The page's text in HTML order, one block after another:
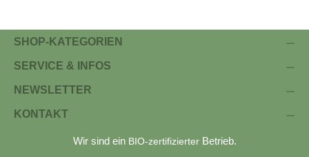
SHOP-KATEGORIEN
SERVICE & INFOS
NEWSLETTER
KONTAKT
Wir sind ein BIO-zertifizierterBetrieb.